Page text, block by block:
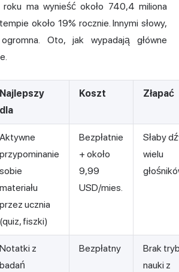
ma wynieść około 740,4 miliona
około 19% rocznie. Innymi słowy,
Oto, jak wypadają główne
Najlepszy
dla
Koszt Złapać
Aktywne
przypominanie
sobie
materiału
przez ucznia
(quiz, fiszki)
Bezpłatnie
+ około
9,99
USD/mies.
Słaby
wielu
Notatki z
badań
Bezpłatny
Brak
nauki z